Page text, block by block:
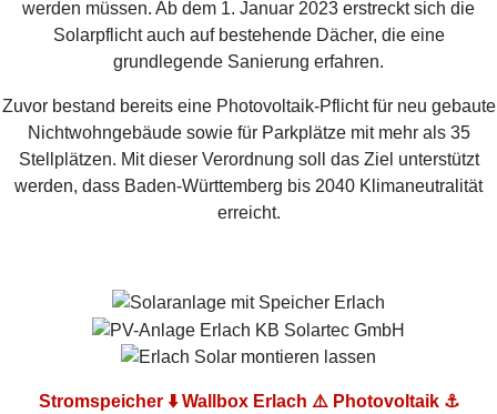
werden müssen. Ab dem 1. Januar 2023 erstreckt sich die
Solarpflicht auch auf bestehende Dächer, die eine
grundlegende Sanierung erfahren.
Zuvor bestand bereits eine Photovoltaik-Pflicht für neu gebaute
Nichtwohngebäude sowie für Parkplätze mit mehr als 35
Stellplätzen. Mit dieser Verordnung soll das Ziel unterstützt
werden, dass Baden-Württemberg bis 2040 Klimaneutralität
erreicht.
Stromspeicher ⬇️ Wallbox Erlach ⚠️ Photovoltaik ⚓